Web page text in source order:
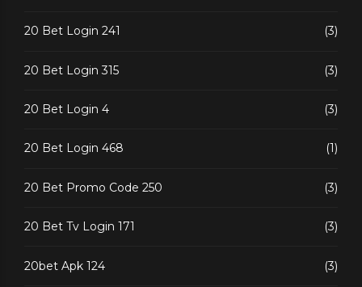
20 Bet Login 241 (3)
20 Bet Login 315 (3)
20 Bet Login 4 (3)
20 Bet Login 468 (1)
20 Bet Promo Code 250 (3)
20 Bet Tv Login 171 (3)
20bet Apk 124 (3)